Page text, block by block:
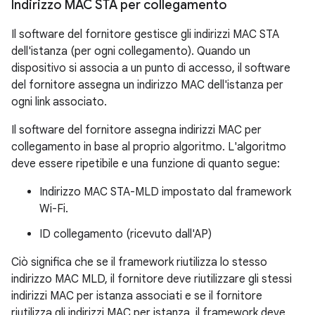
Indirizzo MAC STA per collegamento
Il software del fornitore gestisce gli indirizzi MAC STA
dell'istanza (per ogni collegamento). Quando un
dispositivo si associa a un punto di accesso, il software
del fornitore assegna un indirizzo MAC dell'istanza per
ogni link associato.
Il software del fornitore assegna indirizzi MAC per
collegamento in base al proprio algoritmo. L'algoritmo
deve essere ripetibile e una funzione di quanto segue:
Indirizzo MAC STA-MLD impostato dal framework
Wi-Fi.
ID collegamento (ricevuto dall'AP)
Ciò significa che se il framework riutilizza lo stesso
indirizzo MAC MLD, il fornitore deve riutilizzare gli stessi
indirizzi MAC per istanza associati e se il fornitore